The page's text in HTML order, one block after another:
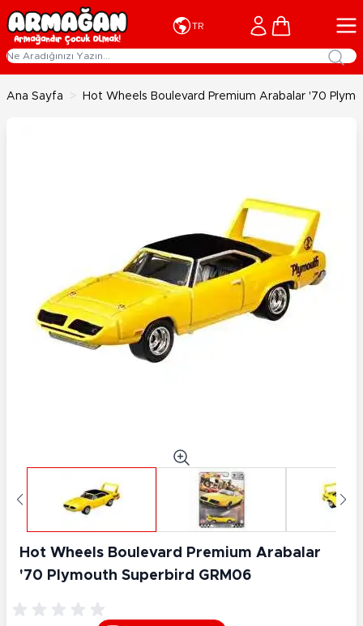
İçeriğe geç
TR Cart
Ana Sayfa > Hot Wheels Boulevard Premium Arabalar '70
Hot Wheels Boulevard Premium Arabalar
'70 Plymouth Superbird GRM06